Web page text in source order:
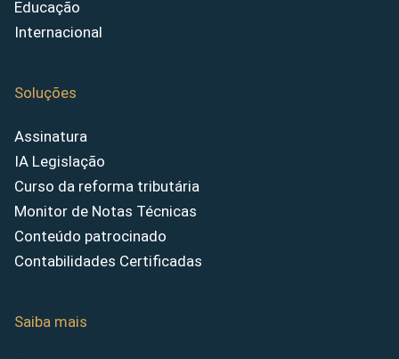
Educação
Internacional
Soluções
Assinatura
IA Legislação
Curso da reforma tributária
Monitor de Notas Técnicas
Conteúdo patrocinado
Contabilidades Certificadas
Saiba mais